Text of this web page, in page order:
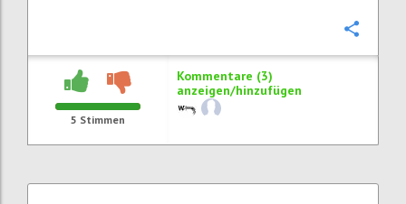
5 Stimmen
Kommentare (3)
anzeigen/hinzufügen